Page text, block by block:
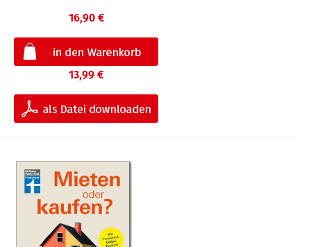
16,90 €
13,99 €